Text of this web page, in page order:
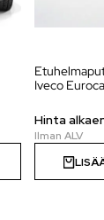
Iveco
Hinta